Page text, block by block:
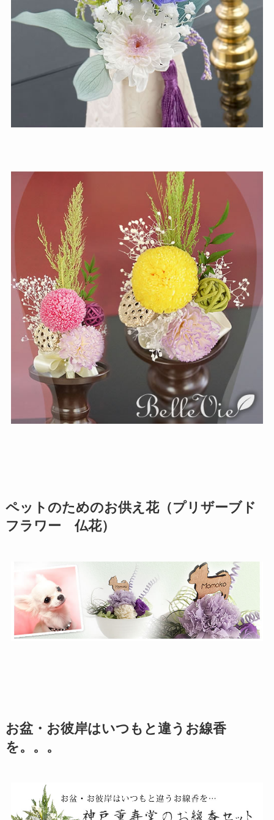
ペットのためのお供え花（プリザーブド
フラワー 仏花）
お盆・お彼岸はいつもと違うお線香
を。。。